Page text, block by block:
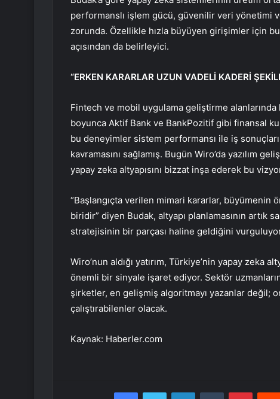
performanslı işlem gücü, güvenilir veri yönetimi
zorunda. Özellikle hızla büyüyen girişimler için
açısından da belirleyici.
“ERKEN KARARLAR UZUN VADELİ KADERİ
Fintech ve mobil uygulama geliştirme
boyunca Aktif Bank ve BankPozitif gibi finansal
bu deneyimler sistem performansı ile iş
kavramasını sağlamış. Bugün Wiro’da yazılım
yapay zeka altyapısını bizzat inşa ederek bu
“Başlangıçta verilen mimari kararlar, büyümenin
biridir” diyen Budak, altyapı planlamasının artık
stratejisinin bir parçası haline geldiğini
Wiro’nun aldığı yatırım, Türkiye’nin yapay zeka
önemli bir sinyale işaret ediyor. Sektör
şirketler, en gelişmiş algoritmayı yazanlar değil;
çalıştırabilenler olacak.
Kaynak: Haberler.com
FacebookTwitter LinkedInTumblr